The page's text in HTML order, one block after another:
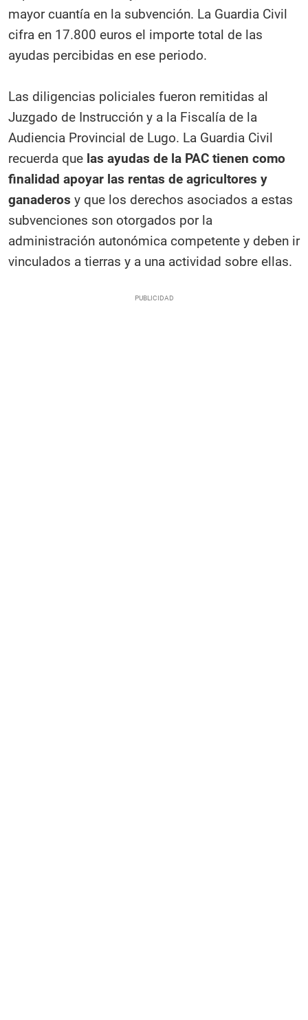
mayor cuantía en la subvención. La Guardia Civil
cifra en 17.800 euros el importe total de las
ayudas percibidas en ese periodo.
Las diligencias policiales fueron remitidas al
Juzgado de Instrucción y a la Fiscalía de la
Audiencia Provincial de Lugo. La Guardia Civil
recuerda que las ayudas de la PAC tienen como
finalidad apoyar las rentas de agricultores y
ganaderos y que los derechos asociados a estas
subvenciones son otorgados por la
administración autonómica competente y deben ir
vinculados a tierras y a una actividad sobre ellas.